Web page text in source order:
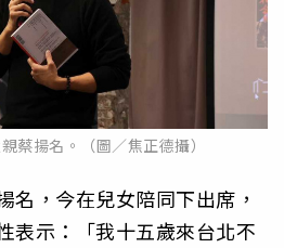
蔡揚名。（圖／焦正德攝）
名，今在兒女陪同下出席，
表示：「我十五歲來台北不